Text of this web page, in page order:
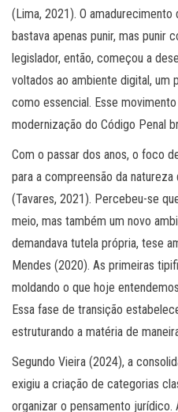
(Lima, 2021). O
bastava apenas punir, mas punir
legislador, então, começou a
voltados ao ambiente digital, um
como essencial. Esse
modernização do Código Penal
Com o passar dos anos, o foco
para a compreensão da
(Tavares, 2021). Percebeu-se
meio, mas também um novo
demandava tutela própria, tese
Mendes (2020). As primeiras
moldando o que hoje
Essa fase de transição
estruturando a matéria de
Segundo Vieira (2024), a
exigiu a criação de categorias
organizar o pensamento